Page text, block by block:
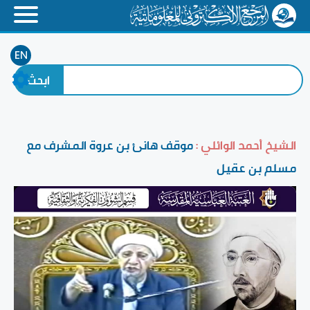
EN
الشيخ أحمد الوائلي :موقف هانئ بن عروة المشرف مع
مسلم بن عقيل